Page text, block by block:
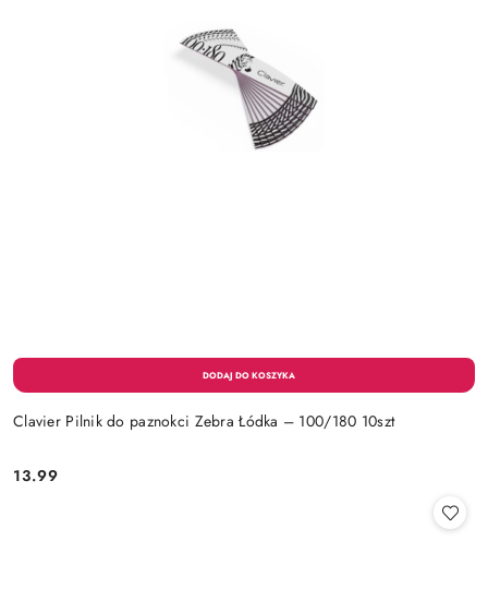
Clavier Pilnik do paznokci Zebra Łódka – 100/180 10szt
Cena:
13.99